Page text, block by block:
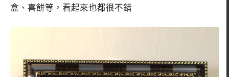
盒、喜餅等，看起來也都很不錯